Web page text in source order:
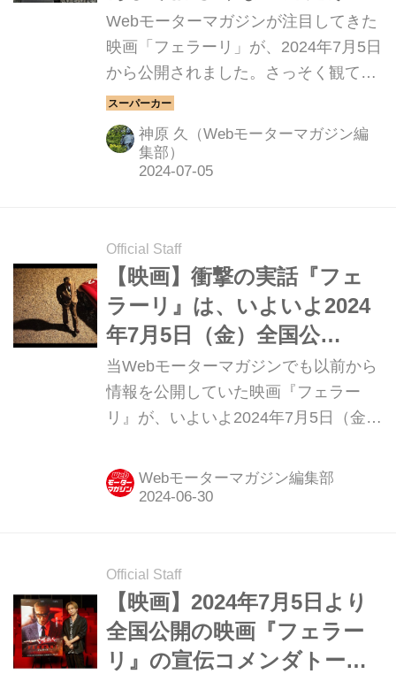
ど・・・という人にこそお
勧めしたい！映画「フェラ
ーリ」の楽しみ方と心構え
【スタッフブログ】
Webモーターマガジンが注目してきた
映画「フェラーリ」が、2024年7月5日
から公開されました。さっそく観てき
た編集部スタッフの印象は「これはち
ょっと想定外」というもの。単なる偉
人伝でも成功談でもレースバトルでも
ありません。エンツォ・フェラーリと
した。
神原 久（Webモーターマガジン編
集部）
Official Staff
【映画】衝撃の実話『フェ
ラーリ』は、いよいよ2024
年7月5日（金）全国公
開！ エンツォの真相が、
いま明かされる
当Webモーターマガジンでも以前から
情報を公開していた映画『フェラー
リ』が、いよいよ2024年7月5日（金）
画評論家の永田よしのり氏に紹介して
もらおう。（Ⓒ2023 MOTO
Webモーターマガジン編集部
Official Staff
【映画】2024年7月5日より
全国公開の映画『フェラー
リ』の宣伝コメンダトーレ